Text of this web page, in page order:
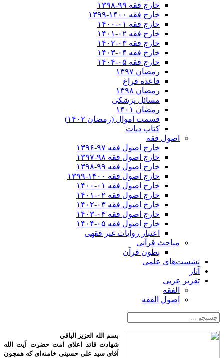
خارج فقه ۹۹-۱۳۹۸
خارج فقه ۱۴۰۰-۱۳۹۹
خارج فقه ۰۱-۱۴۰۰
خارج فقه ۰۲-۱۴۰۱
خارج فقه ۰۳-۱۴۰۲
خارج فقه ۰۴-۱۴۰۳
خارج فقه ۰۵-۱۴۰۴
رمضان ۱۳۹۷
قاعده فراغ
رمضان ۱۳۹۸
مسائل پزشکی
رمضان ۱۴۰۱
قسمت اموال (رمضان ۱۴۰۲)
کتاب دیات
اصول فقه
خارج اصول فقه ۹۷-۱۳۹۶
خارج اصول فقه ۹۸-۱۳۹۷
خارج اصول فقه ۹۹-۱۳۹۸
خارج اصول فقه ۱۴۰۰-۱۳۹۹
خارج اصول فقه ۰۱-۱۴۰۰
خارج اصول فقه ۰۲-۱۴۰۱
خارج اصول فقه ۰۳-۱۴۰۲
خارج اصول فقه ۰۴-۱۴۰۳
خارج اصول فقه ۰۵-۱۴۰۴
اعتبار روایات غیر فقهی
مباحث قرآنی
بطون قرآن
نشست‌های علمی
آثار
تقریر عربی
الفقه
اصول الفقه
بسم الله العزیز الباقي
شهادت قائد اعلای امت حضرت آیت الله
آقای سید علی حسینی خامنه‌ای که همچون